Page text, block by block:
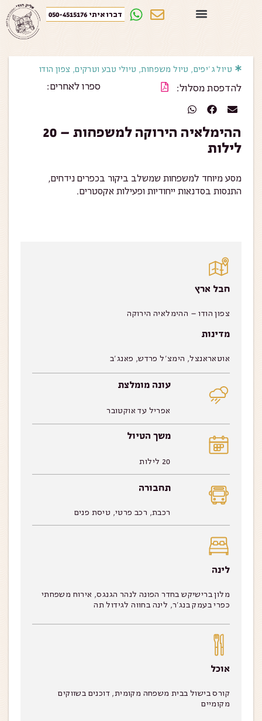
דברו איתי 050-4515176
טיול ג׳יפים, טיול משפחות, טיולי טבע וטרקים, צפון הודו
להדפסת מסלול: ספרו לאחרים:
ההימלאיה הירוקה למשפחות – 20
לילות
מסע מיוחד למשפחות שמשלב ביקור בכפרים נידחים,
התנסות בסדנאות ייחודיות ופעילות אקסטרים.
חבל ארץ
צפון הודו – ההימלאיה הירוקה
מדינות
אוטאראנצל, הימצ’ל פרדש, פאנג’ב
עונה מומלצת
אפריל עד אוקטובר
משך הטיול
20 לילות
תחבורה
רכבת, רכב פרטי, טיסת פנים
לינה
מלון ברישיקש בחדר הפונה לנהר הגנגס, אירוח משפחתי
כפרי בעמק בנג׳ר, לינה בחווה לגידול תה
אוכל
קורס בישול בבית משפחה מקומית, דוכנים בשווקים
מקומיים